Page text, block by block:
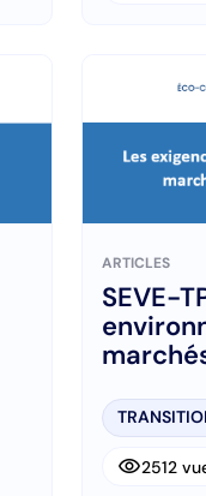
ARTICLES
SEVE-
visibility2512